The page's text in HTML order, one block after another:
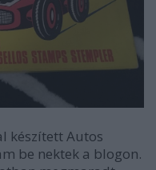
készített Autos
be nektek a blogon.